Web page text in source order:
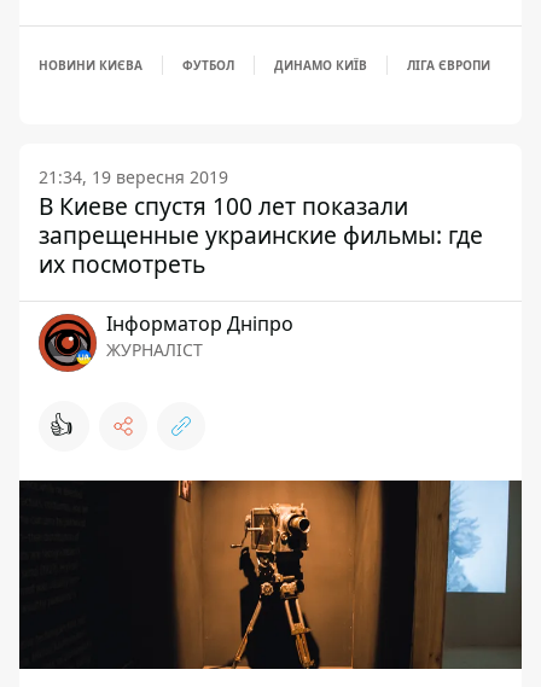
НОВИНИ КИЄВА ФУТБОЛ ДИНАМО КИЇВ ЛІГА ЄВРОПИ
21:34, 19 вересня 2019
В Киеве спустя 100 лет показали
запрещенные украинские фильмы: где
их посмотреть
Інформатор Дніпро
ЖУРНАЛІСТ
👍